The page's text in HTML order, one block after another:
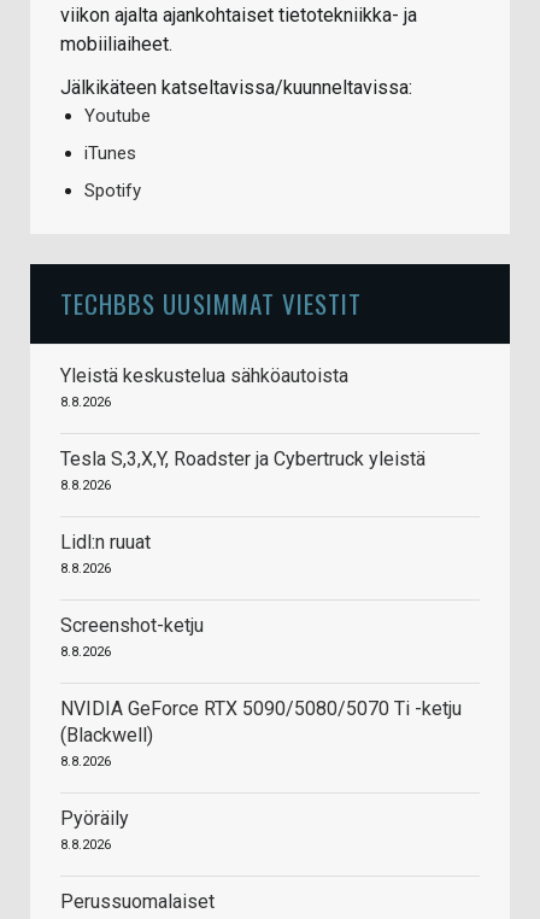
viikon ajalta ajankohtaiset tietotekniikka- ja
mobiiliaiheet.
Jälkikäteen katseltavissa/kuunneltavissa:
Youtube
iTunes
Spotify
TECHBBS UUSIMMAT VIESTIT
Yleistä keskustelua sähköautoista
8.8.2026
Tesla S,3,X,Y, Roadster ja Cybertruck yleistä
8.8.2026
Lidl:n ruuat
8.8.2026
Screenshot-ketju
8.8.2026
NVIDIA GeForce RTX 5090/5080/5070 Ti -ketju
(Blackwell)
8.8.2026
Pyöräily
8.8.2026
Perussuomalaiset